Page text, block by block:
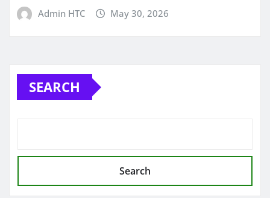
Admin HTC May 30, 2026
SEARCH
Search